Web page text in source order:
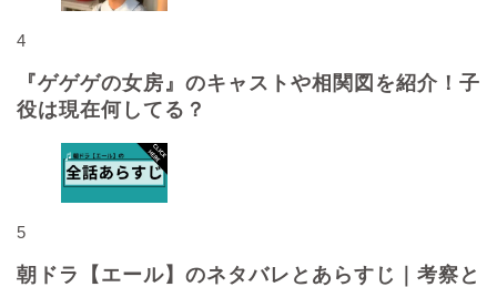
4
『ゲゲゲの女房』のキャストや相関図を紹介！子
役は現在何してる？
5
朝ドラ【エール】のネタバレとあらすじ｜考察と